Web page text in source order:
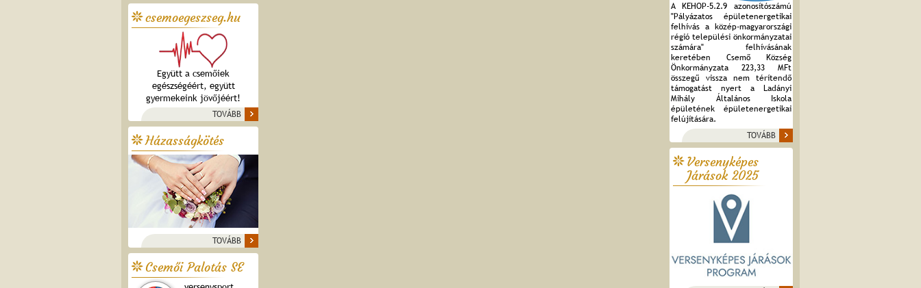
csemoegeszseg.hu
Együtt a csemőiek
egészségéért, együtt
gyermekeink jövőjéért!
TOVÁBB
Házasságkötés
TOVÁBB
Csemői Palotás SE
A KEHOP-5.2.9 azonosítószámú
"Pályázatos épületenergetikai
felhívás a közép-magyarországi
régió települési önkormányzatai
számára" felhívásának
keretében Csemő Község
Önkormányzata 223,33 MFt
összegű vissza nem térítendő
támogatást nyert a Ladányi
Mihály Általános Iskola
épületének épületenergetikai
felújítására.
TOVÁBB
Versenyképes
Járások 2025